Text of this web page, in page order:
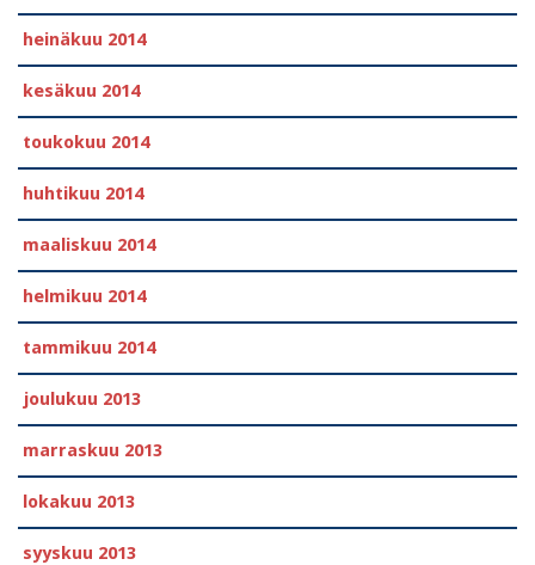
heinäkuu 2014
kesäkuu 2014
toukokuu 2014
huhtikuu 2014
maaliskuu 2014
helmikuu 2014
tammikuu 2014
joulukuu 2013
marraskuu 2013
lokakuu 2013
syyskuu 2013